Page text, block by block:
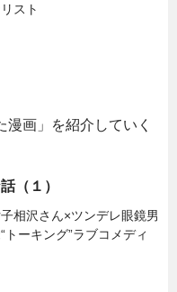
スト
画」を紹介していく
（１）
相沢さん×ツンデレ眼鏡男
トーキング”ラブコメディ